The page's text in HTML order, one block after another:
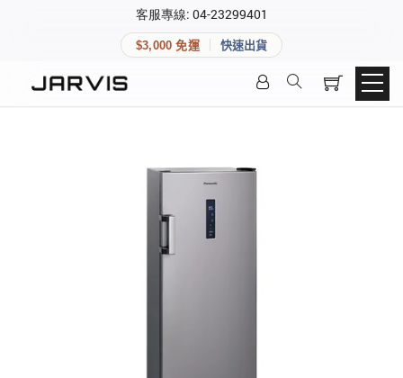
客服專線: 04-23299401
$3,000 免運 快速出貨
快速連結
Matter 智慧家庭
登入後可查看訂單、會員資料與收藏清單。